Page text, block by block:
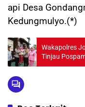
api Desa
Kedungmulyo.(*)
Wakapolres
Tinjau
2024